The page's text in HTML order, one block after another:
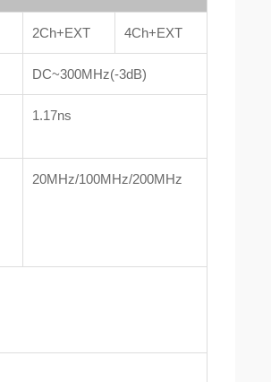
2Ch+EXT 4Ch+EXT
DC~300MHz(-3dB)
1.17ns
20MHz/100MHz/200MHz